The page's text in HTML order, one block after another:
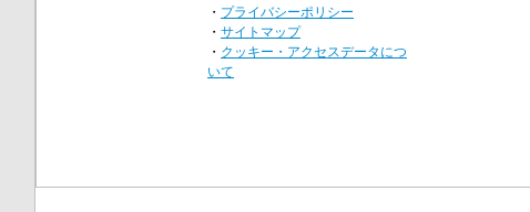
・ プライバシーポリシー
・ サイトマップ
・ クッキー・アクセスデータにつ
いて